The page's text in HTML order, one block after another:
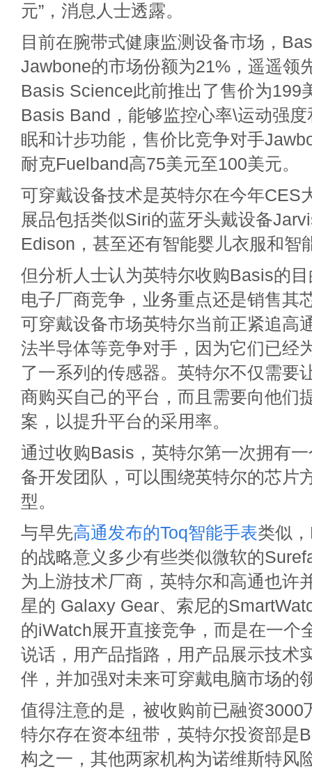
元”，消息人士透露。
目前在腕带式健康监测设备市场，
Jawbone的市场份额为21%，遥遥领
Basis Science此前推出了售价为199
Basis Band，能够监控心率\运动强
眠和计步功能，售价比竞争对手
耐克Fuelband高75美元至100美元。
可穿戴设备技术是英特尔在今年CES
展品包括类似Siri的蓝牙头戴设备
Edison，甚至还有智能婴儿衣服和智
但分析人士认为英特尔收购Basis的
电子厂商竞争，业务重点还是销售其
可穿戴设备市场英特尔当前正紧追高
法半导体等竞争对手，因为它们已经
了一系列的传感器。英特尔不仅需要
商购买自己的平台，而且需要向他们
案，以提升平台的采用率。
通过收购Basis，英特尔第一次拥有
备开发团队，可以围绕英特尔的芯片
型。
与早先高通发布的Toq智能手表类似
的战略意义多少有些类似微软的
为上游技术厂商，英特尔和高通也许
星的 Galaxy Gear、索尼的
的iWatch展开直接竞争，而是在一个
说话，用产品指路，用产品展示技术
伴，并加强对未来可穿戴电脑市场的
值得注意的是，被收购前已融资3000
特尔存在资本纽带，英特尔投资部是
构之一，其他两家机构为诺维斯特风